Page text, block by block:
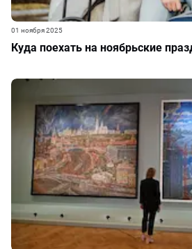
Куда поехать на ноябрьские
01 ноября 2025